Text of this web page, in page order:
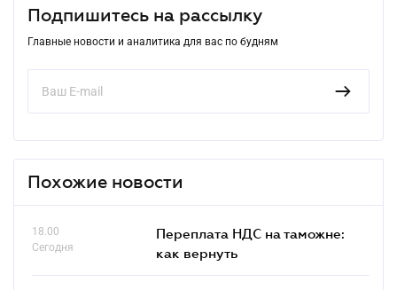
Подпишитесь на рассылку
Главные новости и аналитика для вас по будням
Похожие новости
18.00
Сегодня
Переплата НДС на таможне:
как вернуть